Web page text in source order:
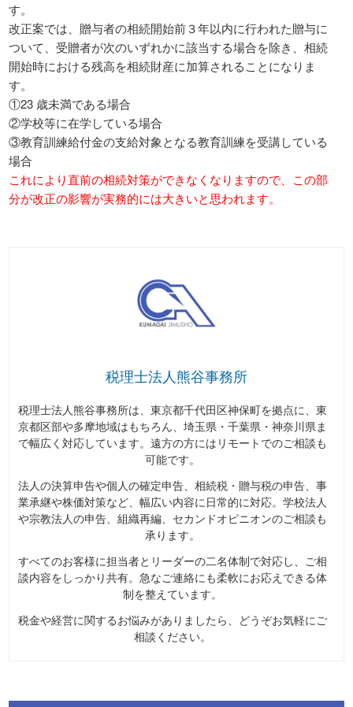
す。
改正案では、贈与者の相続開始前３年以内に行われた贈与に
ついて、受贈者が次のいずれかに該当する場合を除き、相続
開始時における残高を相続財産に加算されることになりま
す。
①23 歳未満である場合
②学校等に在学している場合
③教育訓練給付金の支給対象となる教育訓練を受講している
場合
これにより直前の相続対策ができなくなりますので、この部
分が改正の影響が実務的には大きいと思われます。
税理士法人熊谷事務所
税理士法人熊谷事務所は、東京都千代田区神保町を拠点に、東
京都区部や多摩地域はもちろん、埼玉県・千葉県・神奈川県ま
で幅広く対応しています。遠方の方にはリモートでのご相談も
可能です。
法人の決算申告や個人の確定申告、相続税・贈与税の申告、事
業承継や株価対策など、幅広い内容に日常的に対応。学校法人
や宗教法人の申告、組織再編、セカンドオピニオンのご相談も
承ります。
すべてのお客様に担当者とリーダーの二名体制で対応し、ご相
談内容をしっかり共有。急なご連絡にも柔軟にお応えできる体
制を整えています。
税金や経営に関するお悩みがありましたら、どうぞお気軽にご
相談ください。